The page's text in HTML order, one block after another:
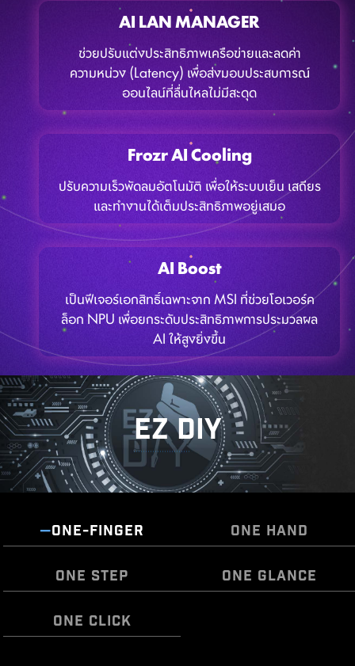
AI LAN MANAGER
ช่วยปรับแต่งประสิทธิภาพเครือข่ายและลดค่า
ความหน่วง (Latency) เพื่อส่งมอบประสบการณ์
ออนไลน์ที่ลื่นไหลไม่มีสะดุด
Frozr AI Cooling
ปรับความเร็วพัดลมอัตโนมัติ เพื่อให้ระบบเย็น เสถียร
และทำงานได้เต็มประสิทธิภาพอยู่เสมอ
AI Boost
เป็นฟีเจอร์เอกสิทธิ์เฉพาะจาก MSI ที่ช่วยโอเวอร์ค
ล็อก NPU เพื่อยกระดับประสิทธิภาพการประมวลผล
AI ให้สูงยิ่งขึ้น
EZ DIY
ONE-FINGER ONE HAND
ONE STEP ONE GLANCE
ONE CLICK